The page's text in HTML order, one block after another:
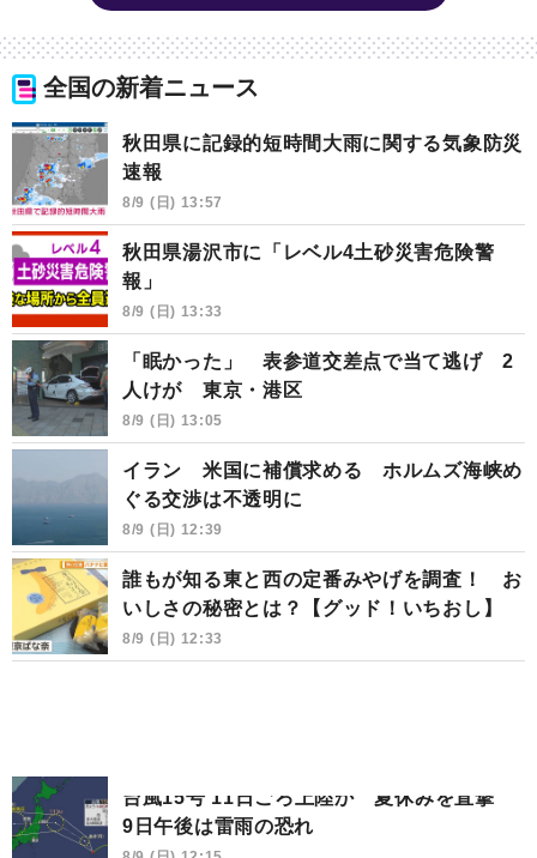
全国の新着ニュース
秋田県に記録的短時間大雨に関する気象防災
速報
8/9 (日) 13:57
秋田県湯沢市に「レベル4土砂災害危険警
報」
8/9 (日) 13:33
「眠かった」 表参道交差点で当て逃げ 2
人けが 東京・港区
8/9 (日) 13:05
イラン 米国に補償求める ホルムズ海峡め
ぐる交渉は不透明に
8/9 (日) 12:39
誰もが知る東と西の定番みやげを調査！ お
いしさの秘密とは？【グッド！いちおし】
8/9 (日) 12:33
台風15号 11日ごろ上陸か 夏休みを直撃
9日午後は雷雨の恐れ